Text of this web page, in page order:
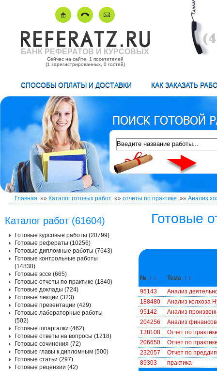
БАНК РЕФЕРАТОВ И КУРСОВЫХ
Сейчас на сайте: 1 посетителей
(1 зарегистрированных, 0 гостей)
СПОСОБЫ ОПЛАТЫ И ДОСТАВКИ КАК ЗАКАЗАТЬ
Главная »» Каталог готовых работ »» отчеты по практике »» Анализ
Готовые
№ ↑ ↓ Тема ↑ ↓
95143
Анализ
188480
Анализ колхоза
95142
Анализ
204256
Анализ
138108
Отчет по
206650
Отчет по
232057
Отчет по
89303
практика
Каталог работ (61604)
Готовые курсовые работы (20799)
Готовые рефераты (10256)
Готовые дипломные работы (7643)
Готовые контрольные работы
(14838)
Готовые эссе (665)
Готовые отчеты по практике (1840)
Готовые доклады (724)
Готовые лекции (323)
Готовые презентации (429)
Готовые лабораторные работы
(502)
Готовые шпаргалки (462)
Готовые ответы на вопросы (1218)
Готовые сочинения (72)
Готовые главы к дипломным (500)
Готовые статьи (297)
Готовые рецензии (42)